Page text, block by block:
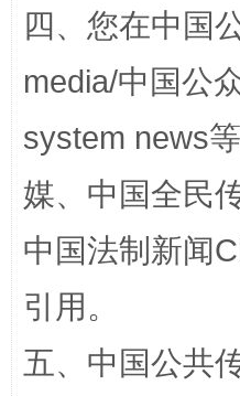
四、您在中国
media/中国公
system news
媒、中国全民
中国法制新闻
引用。
五、中国公共